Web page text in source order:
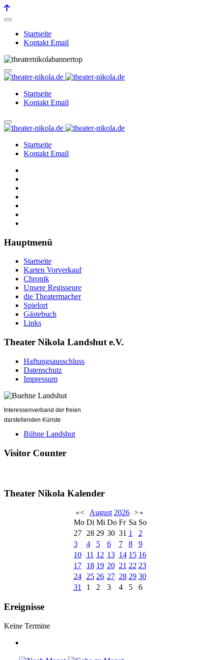
Startseite
Kontakt Email
Startseite
Kontakt Email
Startseite
Kontakt Email
Hauptmenü
Startseite
Karten Vorverkauf
Chronik
Unsere Regisseure
die Theatermacher
Spielort
Gästebuch
Links
Theater Nikola Landshut e.V.
Haftungsausschluss
Datenschutz
Impressum
Interessenverband der freien
darstellenden Künste
Bühne Landshut
Visitor Counter
Theater Nikola Kalender
«< August 2026 >»
Mo Di Mi Do Fr Sa So
27
28 29 30 31 1
2
3
4 5 6 7 8
9
10
11 12 13 14 15 16
17
18 19 20 21 22 23
24
25 26 27 28 29 30
31
1 2 3 4 5 6
Ereignisse
Keine Termine